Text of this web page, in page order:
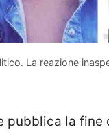
La reazione
pubblica la fine